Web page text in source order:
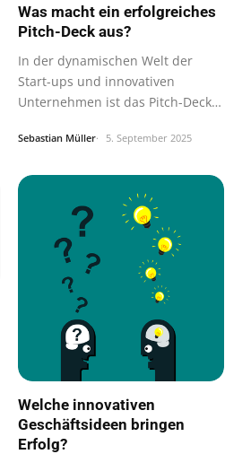
Was macht ein erfolgreiches
Pitch-Deck aus?
In der dynamischen Welt der
Start-ups und innovativen
Unternehmen ist das Pitch-Deck
Sebastian Müller 5. September 2025
Welche innovativen
Geschäftsideen bringen
Erfolg?